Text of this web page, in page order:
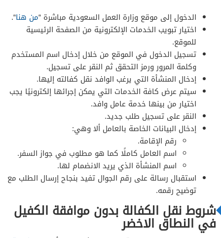
الدخول إلى موقع وزارة العمل السعودية مباشرة “من هنا“.
اختيار تبويب الخدمات الإلكترونية من الصفحة الرئيسية
للموقع.
تسجيل الدخول في الموقع من خلال إدخال اسم المستخدم
وكلمة المرور ورمز التحقق ثم النقر على تسجيل.
إدخال المنشأة التي يرغب الوافد نقل كفالته إليها.
سيتم عرض كافة الخدمات التي يمكن إجرائها إلكترونيًا يجب
اختيار من بينها خدمة عامل وافد.
النقر على تسجيل طلب جديد.
إدخال البيانات الخاصة بالعامل ألا وهي:
رقم الإقامة.
اسم العامل كاملًا كما هو مطلوب في جواز السفر.
اسم المنشأة الذي يريد الانضمام لها.
استقبال رسالة على رقم الجوال تفيد بنجاح إرسال الطلب مع
توضيح رقمه.
شروط نقل الكفالة بدون موافقة الكفيل
في النطاق الاخضر